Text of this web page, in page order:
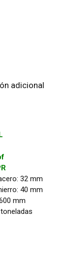
adicional
32 mm
40 mm
mm